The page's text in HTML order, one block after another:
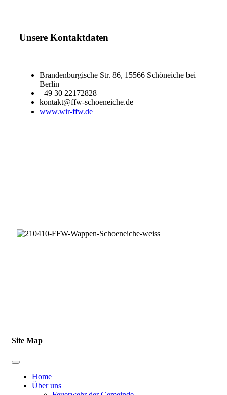
Unsere Kontaktdaten
Brandenburgische Str. 86, 15566 Schöneiche bei
Berlin
+49 30 22172828
kontakt@ffw-schoeneiche.de
www.wir-ffw.de
Site Map
Home
Über uns